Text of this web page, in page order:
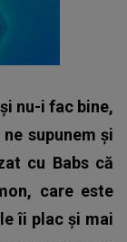
nu-i fac bine,
supunem și
cu Babs că
care este
îi plac și mai